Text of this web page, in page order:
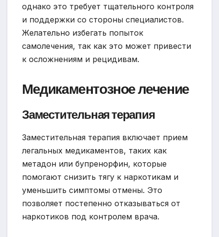
однако это требует тщательного контроля
и поддержки со стороны специалистов.
Желательно избегать попыток
самолечения, так как это может привести
к осложнениям и рецидивам.
Медикаментозное лечение
Заместительная терапия
Заместительная терапия включает прием
легальных медикаментов, таких как
метадон или бупренорфин, которые
помогают снизить тягу к наркотикам и
уменьшить симптомы отмены. Это
позволяет постепенно отказываться от
наркотиков под контролем врача.